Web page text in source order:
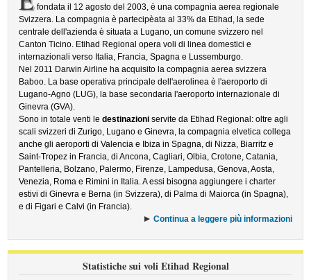
fondata il 12 agosto del 2003, è una compagnia aerea regionale
Svizzera. La compagnia è partecipèata al 33% da Etihad, la sede
centrale dell'azienda è situata a Lugano, un comune svizzero nel
Canton Ticino. Etihad Regional opera voli di linea domestici e
internazionali verso Italia, Francia, Spagna e Lussemburgo.
Nel 2011 Darwin Airline ha acquisito la compagnia aerea svizzera
Baboo. La base operativa principale dell'aerolinea è l'aeroporto di
Lugano-Agno (LUG), la base secondaria l'aeroporto internazionale di
Ginevra (GVA).
Sono in totale venti ledestinazioni servite da Etihad Regional: oltre agli
scali svizzeri di Zurigo, Lugano e Ginevra, la compagnia elvetica collega
anche gli aeroporti di Valencia e Ibiza in Spagna, di Nizza, Biarritz e
Saint-Tropez in Francia, di Ancona, Cagliari, Olbia, Crotone, Catania,
Pantelleria, Bolzano, Palermo, Firenze, Lampedusa, Genova, Aosta,
Venezia, Roma e Rimini in Italia. A essi bisogna aggiungere i charter
estivi di Ginevra e Berna (in Svizzera), di Palma di Maiorca (in Spagna),
e di Figari e Calvi (in Francia).
Continua a leggere più informazioni
Statistiche sui voli Etihad Regional